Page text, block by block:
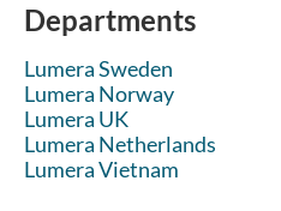
Departments
Lumera Sweden
Lumera Norway
Lumera UK
Lumera Netherlands
Lumera Vietnam